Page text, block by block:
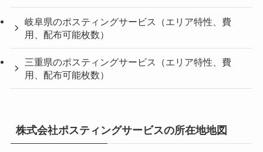
岐阜県のポスティングサービス（エリア特性、費
用、配布可能枚数）
三重県のポスティングサービス（エリア特性、費
用、配布可能枚数）
株式会社ポスティングサービスの所在地地図